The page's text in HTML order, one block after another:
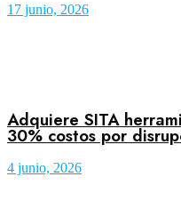
17 junio, 2026
Adquiere SITA
30% costos por
4 junio, 2026